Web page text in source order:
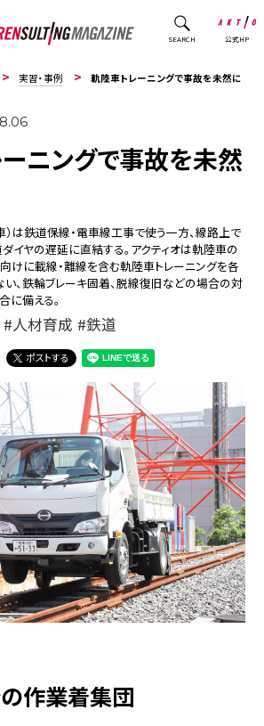
SEARCH 公式HP
実習・事例 軌陸車トレーニングで事故を未然に防ぐ
ニングで事故を未然
は鉄道保線・電車線工事で使う一方、線路上で
イヤの遅延に直結する。アクティオは軌陸車の
けに載線・離線を含む軌陸車トレーニングを各
、鉄輪ブレーキ固着、脱線復旧などの場合の対
に備える。
人材育成 鉄道
ポストする
作業着集団